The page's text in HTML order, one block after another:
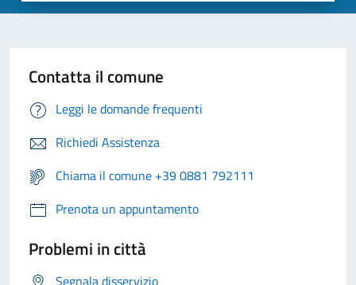
Contatta il comune
Leggi le domande frequenti
Richiedi Assistenza
Chiama il comune +39 0881 792111
Prenota un appuntamento
Problemi in città
Segnala disservizio